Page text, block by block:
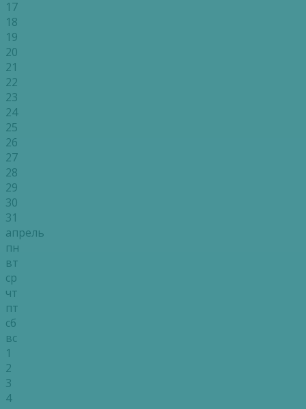
17
18
19
20
21
22
23
24
25
26
27
28
29
30
31
апрель
пн
вт
ср
чт
пт
сб
вс
1
2
3
4